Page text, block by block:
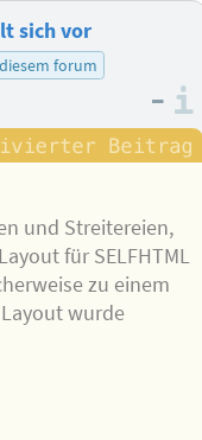
sich vor
forum
–
und Streitereien,
für SELFHTML
zu einem
wurde